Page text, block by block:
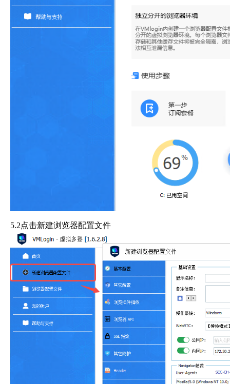
5.2点击新建浏览器配置文件